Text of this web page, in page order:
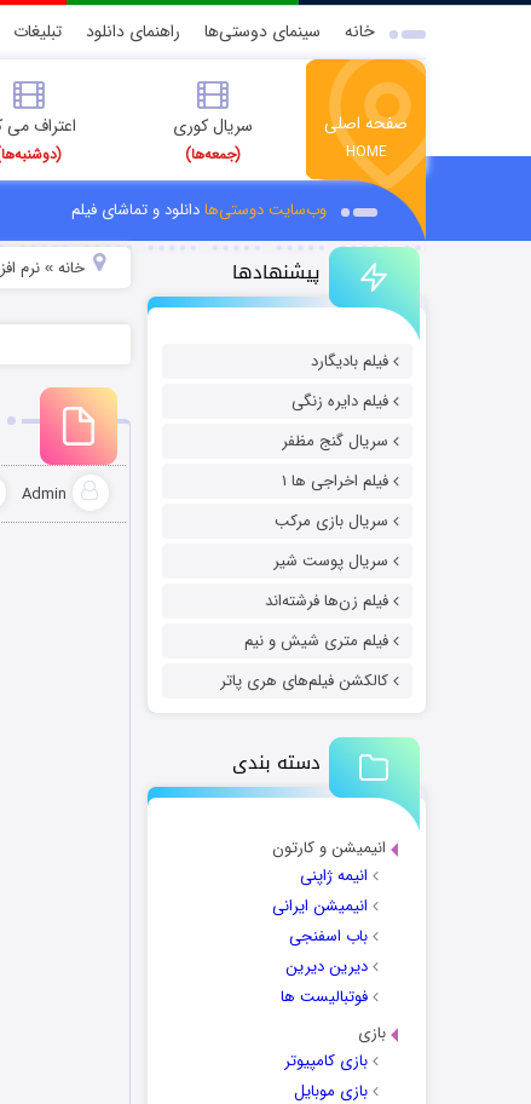
خانه سینمای دوستی‌ها راهنمای دانلود تبلیغات
صفحه اصلی
HOME
سریال کوری
(جمعه‌ها)
اعتراف می
وب‌سایت دوستی‌هادانلود و تماشای فیلم
پیشنهادها
فیلم بادیگارد
فیلم دایره زنگی
سریال گنج مظفر
فیلم اخراجی ها ۱
سریال بازی مرکب
سریال پوست شیر
فیلم زن‌ها فرشته‌اند
فیلم متری شیش و نیم
کالکشن فیلم‌های هری پاتر
دسته بندی
انیمیشن و کارتون
انیمه ژاپنی
انیمیشن ایرانی
باب اسفنجی
دیرین دیرین
فوتبالیست ها
بازی
بازی کامپیوتر
بازی موبایل
خانه» نرم
Admin